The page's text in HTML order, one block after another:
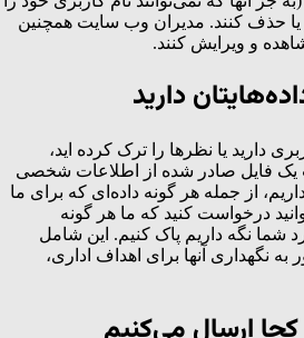
و یا حذف کنند. مدیران وب سایت همچنین
و ویرایش کنند.
دارید
دارید یا نظرها را ترک کرده اید،
یک فایل صادر شده از اطلاعات شخصی
از جمله هر گونه داده‌ای که برای ما
درخواست کنید که ما هر گونه
نگه داریم پاک کنیم. این شامل
نگهداری آنها برای اهداف اداری،